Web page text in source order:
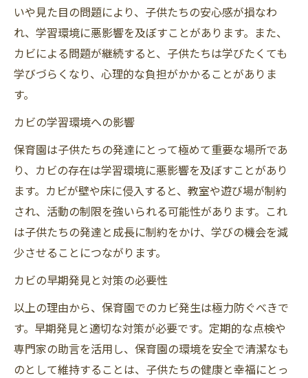
いや見た目の問題により、子供たちの安心感が損なわ
れ、学習環境に悪影響を及ぼすことがあります。また、
カビによる問題が継続すると、子供たちは学びたくても
学びづらくなり、心理的な負担がかかることがありま
す。
カビの学習環境への影響
保育園は子供たちの発達にとって極めて重要な場所であ
り、カビの存在は学習環境に悪影響を及ぼすことがあり
ます。カビが壁や床に侵入すると、教室や遊び場が制約
され、活動の制限を強いられる可能性があります。これ
は子供たちの発達と成長に制約をかけ、学びの機会を減
少させることにつながります。
カビの早期発見と対策の必要性
以上の理由から、保育園でのカビ発生は極力防ぐべきで
す。早期発見と適切な対策が必要です。定期的な点検や
専門家の助言を活用し、保育園の環境を安全で清潔なも
のとして維持することは、子供たちの健康と幸福にとっ